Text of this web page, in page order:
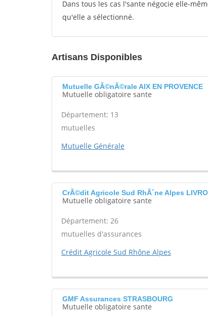
Dans tous les cas l'sante négocie elle-
qu'elle a sélectionné.
Artisans Disponibles
Mutuelle GÃ©nÃ©rale AIX EN PROVENCE
Mutuelle obligatoire sante
Département: 13
mutuelles
Mutuelle Générale
CrÃ©dit Agricole Sud RhÃ´ne Alpes
Mutuelle obligatoire sante
Département: 26
mutuelles d'assurances
Crédit Agricole Sud Rhône Alpes
GMF Assurances STRASBOURG
Mutuelle obligatoire sante